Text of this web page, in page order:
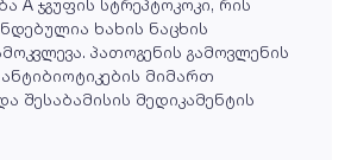
A ჯგუფის სტრეპტოკოკი, რის
ხახის ნაცხის
პათოგენის გამოვლენის
მიმართ
შესაბამისის მედიკამენტის